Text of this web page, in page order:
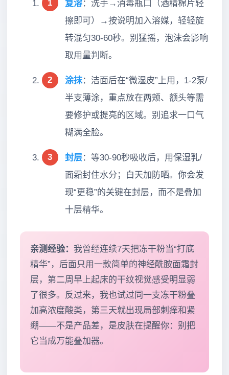
1 复溶：洗手→消毒瓶口（酒精棉片轻
擦即可）→按说明加入溶媒，轻轻旋
转混匀30-60秒。别猛摇，泡沫会影响
取用量判断。
2 涂抹：洁面后在“微湿皮”上用，1-2泵/
半支薄涂，重点放在两颊、额头等需
要修护或提亮的区域。别追求一口气
糊满全脸。
3 封层：等30-90秒吸收后，用保湿乳/
面霜封住水分；白天加防晒。你会发
现“更稳”的关键在封层，而不是叠加
十层精华。
亲测经验： 我曾经连续7天把冻干粉当“打底
精华”，后面只用一款简单的神经酰胺面霜封
层，第二周早上起床的干纹视觉感受明显弱
了很多。反过来，我也试过同一支冻干粉叠
加高浓度酸类，第三天就出现局部刺痒和紧
绷——不是产品差，是皮肤在提醒你：别把
它当成万能叠加器。